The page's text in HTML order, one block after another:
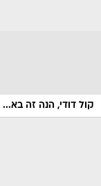
קול דודי, הנה זה בא...